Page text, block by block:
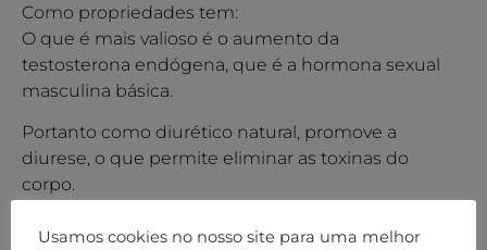
Como propriedades tem:
O que é mais valioso é o aumento da
testosterona endógena, que é a hormona sexual
masculina básica.
Portanto como diurético natural, promove a
diurese, o que permite eliminar as toxinas do
corpo.
Tribulus Terrestris é uma planta que é conhecida
Usamos cookies no nosso site para uma melhor